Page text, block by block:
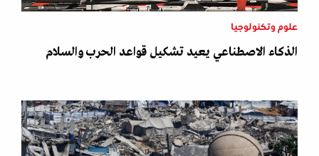
علوم وتكنولوجيا
الذكاء الاصطناعي يعيد تشكيل قواعد الحرب والسلام